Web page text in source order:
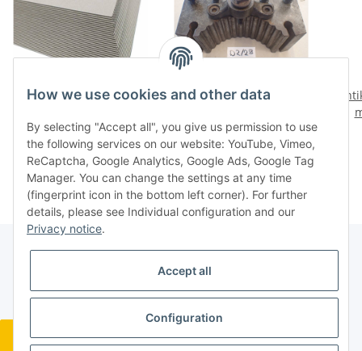
20 St.
Graupappe 700 g/qm ca
1,0 mm stark Graukarton
DIN A2
28,56 €*
Schnellwechsel
D2 gebraucht 50/220
guter Zustand D2/29
88,80 €*
Revocation button
How we use cookies and other data
By selecting "Accept all", you give us permission to use
the following services on our website: YouTube, Vimeo,
ReCaptcha, Google Analytics, Google Ads, Google Tag
Manager. You can change the settings at any time
(fingerprint icon in the bottom left corner). For further
details, please see Individual configuration and our
Privacy notice.
Accept all
Configuration